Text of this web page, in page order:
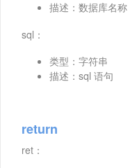
描述：数据库名称
sql：
类型：字符串
描述：sql 语句
return
ret：